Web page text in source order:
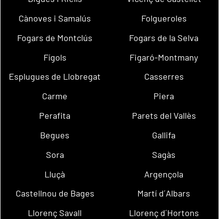
Cànoves i Samalús
Folgueroles
Fogars de Montclús
Fogars de la Selva
Fígols
Figaró-Montmany
Esplugues de Llobregat
Casserres
Carme
Piera
Perafita
Parets del Vallès
Begues
Gallifa
Sora
Sagàs
Lluçà
Argençola
Castellnou de Bages
Martí d´Albars
Llorenç Savall
Llorenç d´Hortons